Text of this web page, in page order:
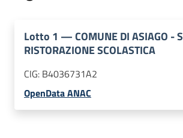
Lotto 1 —COMUNE DI ASIAGO -
RISTORAZIONE SCOLASTICA
CIG: B4036731A2
OpenData ANAC